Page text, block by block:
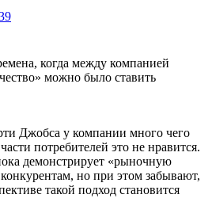
когда между компанией
можно было ставить
Джобса у компании много чего
потребителей это не нравится.
демонстрирует «рыночную
но при этом забывают,
такой подход становится